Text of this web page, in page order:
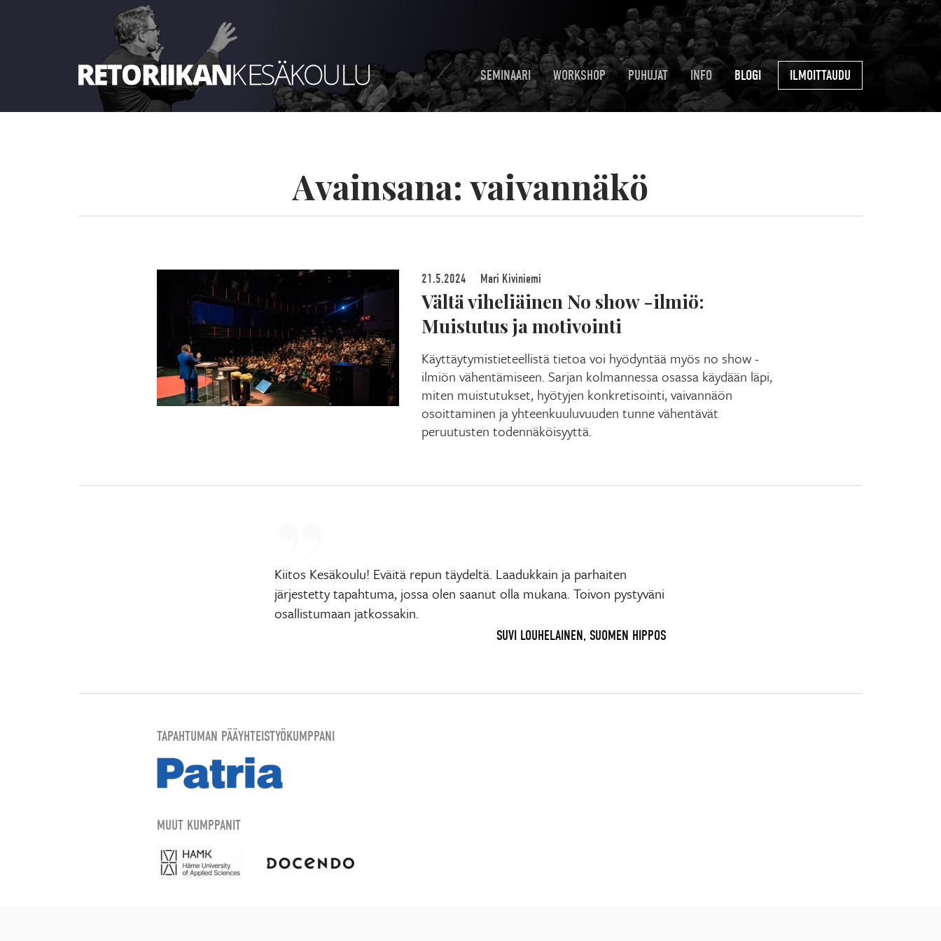
SEMINAARI WORKSHOP PUHUJAT INFO BLOGI ILMOITTAUDU
Avainsana: vaivannäkö
21.5.2024 Mari Kiviniemi
Vältä viheliäinen No show -ilmiö:
Muistutus ja motivointi
Käyttäytymistieteellistä tietoa voi hyödyntää myös no show -
ilmiön vähentämiseen. Sarjan kolmannessa osassa käydään läpi,
miten muistutukset, hyötyjen konkretisointi, vaivannäön
osoittaminen ja yhteenkuuluvuuden tunne vähentävät
peruutusten todennäköisyyttä.
Kiitos Kesäkoulu! Eväitä repun täydeltä. Laadukkain ja parhaiten
järjestetty tapahtuma, jossa olen saanut olla mukana. Toivon pystyväni
osallistumaan jatkossakin.
SUVI LOUHELAINEN, SUOMEN HIPPOS
TAPAHTUMAN PÄÄYHTEISTYÖKUMPPANI
MUUT KUMPPANIT